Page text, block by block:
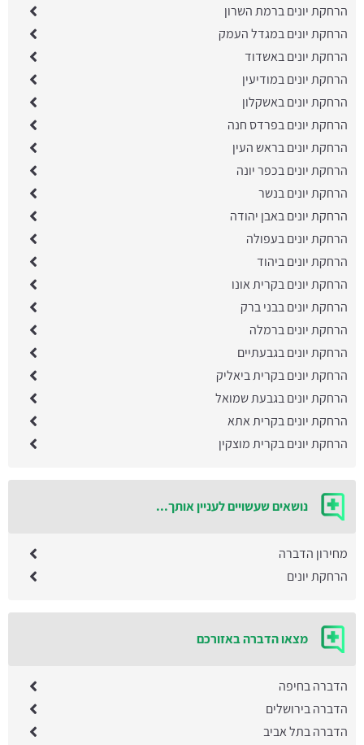
הרחקת יונים ברמת השרון
הרחקת יונים במגדל העמק
הרחקת יונים באשדוד
הרחקת יונים במודיעין
הרחקת יונים באשקלון
הרחקת יונים בפרדס חנה
הרחקת יונים בראש העין
הרחקת יונים בכפר יונה
הרחקת יונים בנשר
הרחקת יונים באבן יהודה
הרחקת יונים בעפולה
הרחקת יונים ביהוד
הרחקת יונים בקרית אונו
הרחקת יונים בבני ברק
הרחקת יונים ברמלה
הרחקת יונים בגבעתיים
הרחקת יונים בקרית ביאליק
הרחקת יונים בגבעת שמואל
הרחקת יונים בקרית אתא
הרחקת יונים בקרית מוצקין
נושאים שעשויים לעניין אותך...
מחירון הדברה
הרחקת יונים
מצאו הדברה באזורכם
הדברה בחיפה
הדברה בירושלים
הדברה בתל אביב